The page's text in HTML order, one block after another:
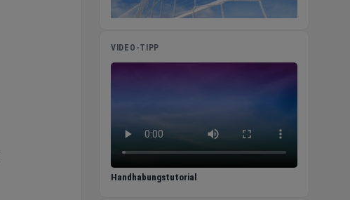
VIDEO-TIPP
Handhabungstutorial